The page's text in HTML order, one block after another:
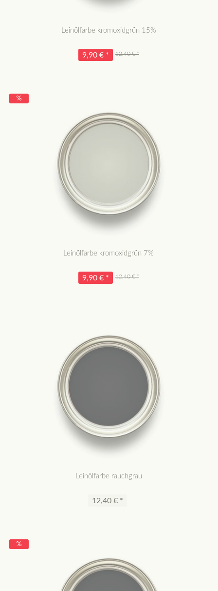
Leinölfarbe kromoxidgrün 15%
12,40 € *
9,90 € *
Leinölfarbe kromoxidgrün 7%
12,40 € *
9,90 € *
Leinölfarbe rauchgrau
12,40 € *